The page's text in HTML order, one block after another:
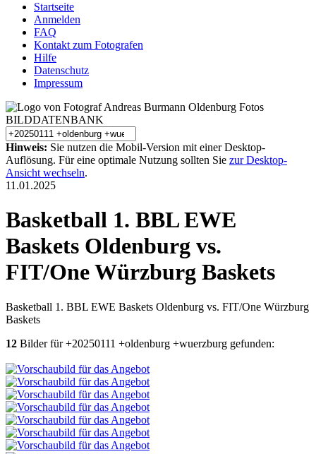
Startseite
Anmelden
FAQ
Kontakt zum Fotografen
Hilfe
Datenschutz
Impressum
Hinweis: Sie nutzen die Mobil-Version mit einer Desktop-
Auflösung. Für eine optimale Nutzung sollten Sie zur Desktop-
Ansicht wechseln.
11.01.2025
Basketball 1. BBL EWE
Baskets Oldenburg vs.
FIT/One Würzburg Baskets
Basketball 1. BBL EWE Baskets Oldenburg vs. FIT/One Würzburg
Baskets
12 Bilder für +20250111 +oldenburg +wuerzburg gefunden: